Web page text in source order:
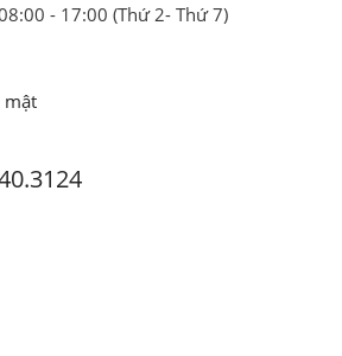
- 17:00 (Thứ 2- Thứ 7)
mật